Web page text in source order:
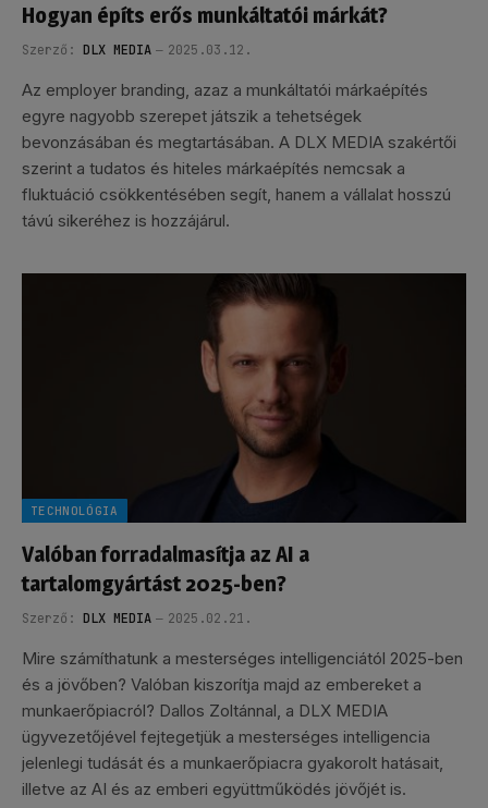
Hogyan építs erős munkáltatói márkát?
Szerző: DLX MEDIA 2025.03.12.
Az employer branding, azaz a munkáltatói márkaépítés
egyre nagyobb szerepet játszik a tehetségek
bevonzásában és megtartásában. A DLX MEDIA szakértői
szerint a tudatos és hiteles márkaépítés nemcsak a
fluktuáció csökkentésében segít, hanem a vállalat hosszú
távú sikeréhez is hozzájárul.
TECHNOLÓGIA
Valóban forradalmasítja az AI a
tartalomgyártást 2025-ben?
Szerző: DLX MEDIA 2025.02.21.
Mire számíthatunk a mesterséges intelligenciától 2025-ben
és a jövőben? Valóban kiszorítja majd az embereket a
munkaerőpiacról? Dallos Zoltánnal, a DLX MEDIA
ügyvezetőjével fejtegetjük a mesterséges intelligencia
jelenlegi tudását és a munkaerőpiacra gyakorolt hatásait,
illetve az AI és az emberi együttműködés jövőjét is.